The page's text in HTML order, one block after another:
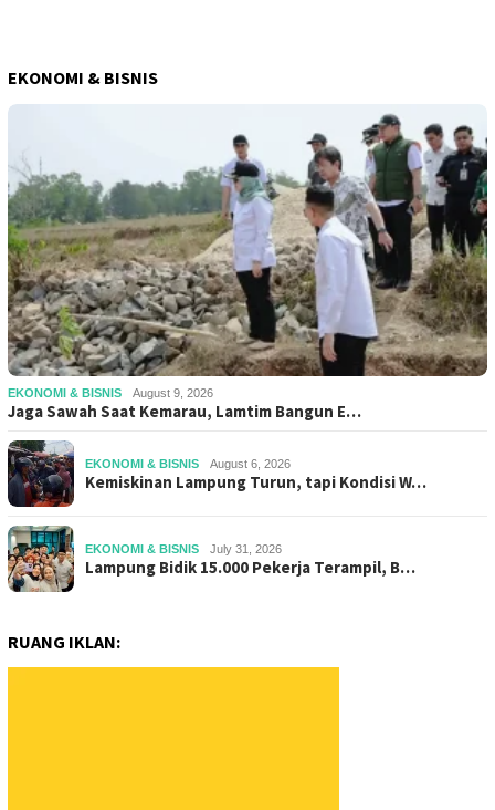
EKONOMI & BISNIS
EKONOMI & BISNIS August 9, 2026
Jaga Sawah Saat Kemarau, Lamtim Bangun E…
EKONOMI & BISNIS August 6, 2026
Kemiskinan Lampung Turun, tapi Kondisi W…
EKONOMI & BISNIS July 31, 2026
Lampung Bidik 15.000 Pekerja Terampil, B…
RUANG IKLAN: